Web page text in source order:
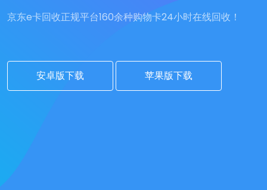
京东e卡回收正规平台160余种购物卡24小时在线回收！
安卓版下载 苹果版下载